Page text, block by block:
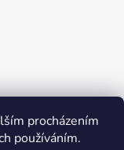
procházením
používáním.